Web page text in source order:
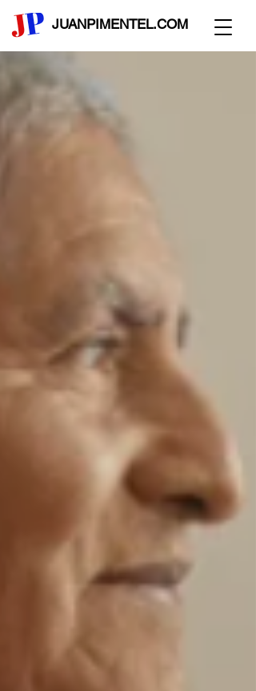
JUANPIMENTEL.COM